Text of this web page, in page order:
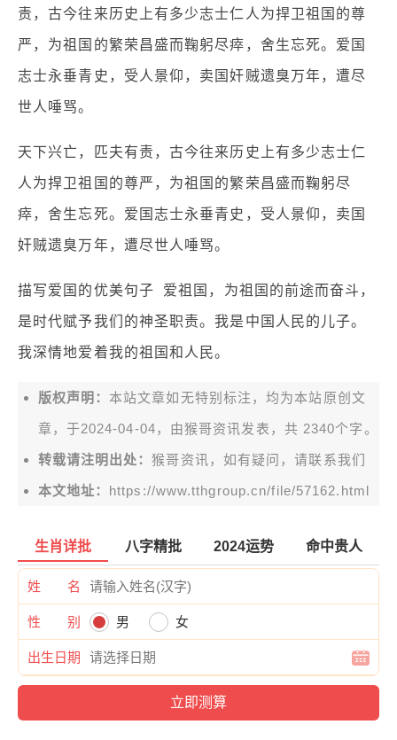
责，古今往来历史上有多少志士仁人为捍卫祖国的尊
严，为祖国的繁荣昌盛而鞠躬尽瘁，舍生忘死。爱国
志士永垂青史，受人景仰，卖国奸贼遗臭万年，遭尽
世人唾骂。
天下兴亡，匹夫有责，古今往来历史上有多少志士仁
人为捍卫祖国的尊严，为祖国的繁荣昌盛而鞠躬尽
瘁，舍生忘死。爱国志士永垂青史，受人景仰，卖国
奸贼遗臭万年，遭尽世人唾骂。
描写爱国的优美句子 爱祖国，为祖国的前途而奋斗，
是时代赋予我们的神圣职责。我是中国人民的儿子。
我深情地爱着我的祖国和人民。
版权声明： 本站文章如无特别标注，均为本站原创文
章，于2024-04-04，由猴哥资讯 发表，共 2340个字。
转载请注明出处：猴哥资讯，如有疑问，请联系我们
本文地址： https://www.tthgroup.cn/file/57162.html
生肖详批 八字精批 2024运势 命中贵人
姓 名
性 别 男 女
出生日期